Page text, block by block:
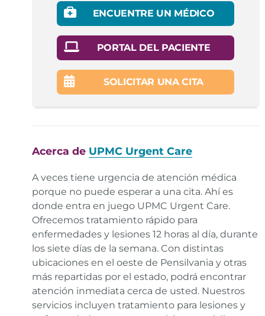
ENCUENTRE UN MÉDICO
PORTAL DEL PACIENTE
SOLICITAR UNA CITA
Acerca de UPMC Urgent Care
A veces tiene urgencia de atención médica
porque no puede esperar a una cita. Ahí es
donde entra en juego UPMC Urgent Care.
Ofrecemos tratamiento rápido para
enfermedades y lesiones 12 horas al día, durante
los siete días de la semana. Con distintas
ubicaciones en el oeste de Pensilvania y otras
más repartidas por el estado, podrá encontrar
atención inmediata cerca de usted. Nuestros
servicios incluyen tratamiento para lesiones y